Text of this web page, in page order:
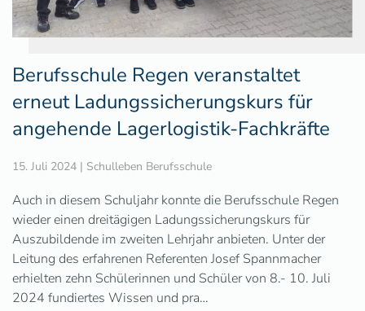
Berufsschule Regen veranstaltet
erneut Ladungssicherungskurs für
angehende Lagerlogistik-Fachkräfte
15. Juli 2024 | Schulleben Berufsschule
Auch in diesem Schuljahr konnte die Berufsschule Regen
wieder einen dreitägigen Ladungssicherungskurs für
Auszubildende im zweiten Lehrjahr anbieten. Unter der
Leitung des erfahrenen Referenten Josef Spannmacher
erhielten zehn Schülerinnen und Schüler von 8.- 10. Juli
2024 fundiertes Wissen und pra…